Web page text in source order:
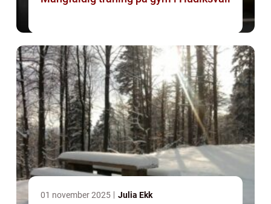
01 november 2025 Julia Ekk